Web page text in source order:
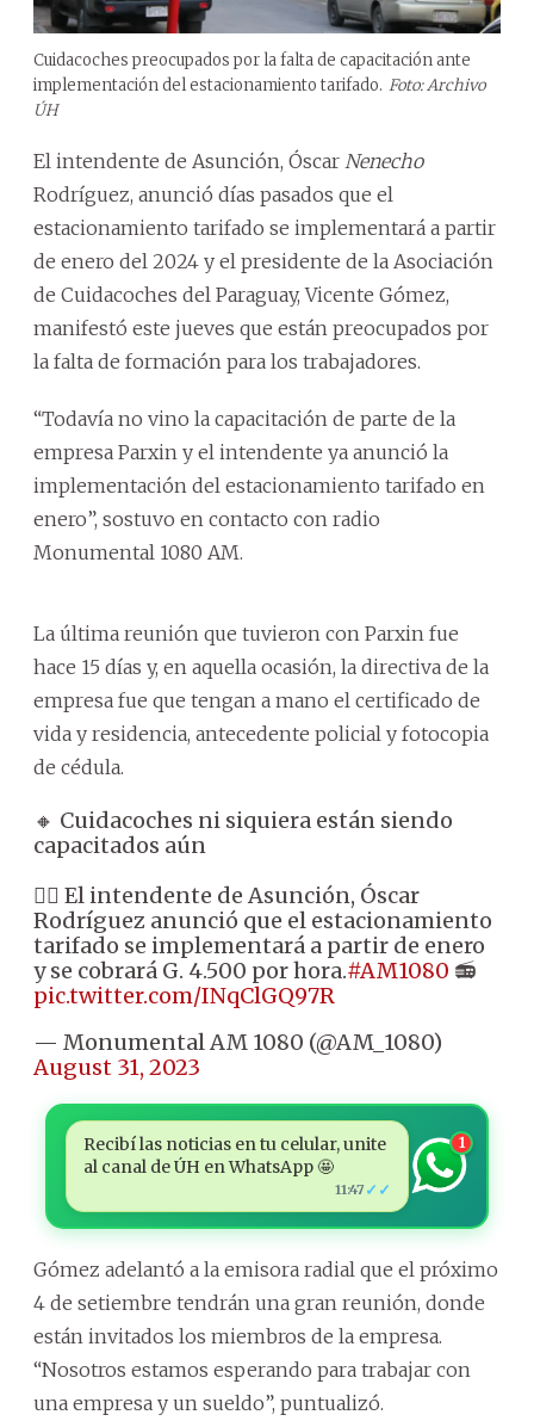
Cuidacoches preocupados por la falta de capacitación ante
implementación del estacionamiento tarifado. Foto: Archivo
ÚH
El intendente de Asunción, Óscar Nenecho
Rodríguez, anunció días pasados que el
estacionamiento tarifado se implementará a partir
de enero del 2024 y el presidente de la Asociación
de Cuidacoches del Paraguay, Vicente Gómez,
manifestó este jueves que están preocupados por
la falta de formación para los trabajadores.
“Todavía no vino la capacitación de parte de la
empresa Parxin y el intendente ya anunció la
implementación del estacionamiento tarifado en
enero”, sostuvo en contacto con radio
Monumental 1080 AM.
La última reunión que tuvieron con Parxin fue
hace 15 días y, en aquella ocasión, la directiva de la
empresa fue que tengan a mano el certificado de
vida y residencia, antecedente policial y fotocopia
de cédula.
🔸 Cuidacoches ni siquiera están siendo
capacitados aún
👉🏼 El intendente de Asunción, Óscar
Rodríguez anunció que el estacionamiento
tarifado se implementará a partir de enero
y se cobrará G. 4.500 por hora.#AM1080 📻
pic.twitter.com/INqClGQ97R
— Monumental AM 1080 (@AM_1080)
August 31, 2023
Recibí las noticias en tu celular, unite
al canal de ÚH en WhatsApp 🤩
11:47 ✓✓
1
Gómez adelantó a la emisora radial que el próximo
4 de setiembre tendrán una gran reunión, donde
están invitados los miembros de la empresa.
“Nosotros estamos esperando para trabajar con
una empresa y un sueldo”, puntualizó.